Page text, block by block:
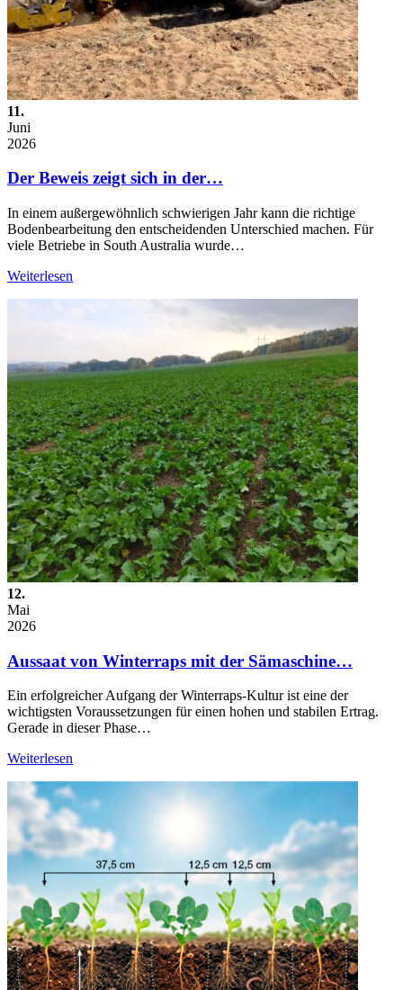
11.
Juni
2026
Der Beweis zeigt sich in der…
In einem außergewöhnlich schwierigen Jahr kann die richtige
Bodenbearbeitung den entscheidenden Unterschied machen. Für
viele Betriebe in South Australia wurde…
Weiterlesen
12.
Mai
2026
Aussaat von Winterraps mit der Sämaschine…
Ein erfolgreicher Aufgang der Winterraps-Kultur ist eine der
wichtigsten Voraussetzungen für einen hohen und stabilen Ertrag.
Gerade in dieser Phase…
Weiterlesen